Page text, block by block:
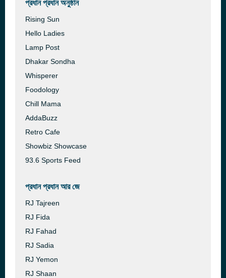
প্রধান প্রধান অনুষ্ঠান
Rising Sun
Hello Ladies
Lamp Post
Dhakar Sondha
Whisperer
Foodology
Chill Mama
AddaBuzz
Retro Cafe
Showbiz Showcase
93.6 Sports Feed
প্রধান প্রধান আর জে
RJ Tajreen
RJ Fida
RJ Fahad
RJ Sadia
RJ Yemon
RJ Shaan